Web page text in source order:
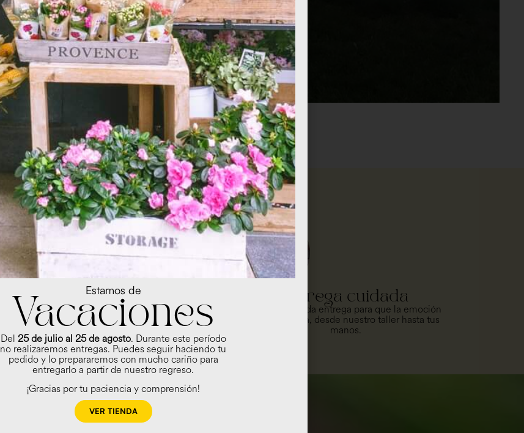
Diseño en taller
Cada arreglo es diseñado a mano en nuestro taller,
cuidando cada detalle para crear composiciones
únicas.
Entrega cuidada
Cuidamos cada entrega para que la emoción
llegue intacta, desde nuestro taller hasta tus
manos.
Estamos de
Vacaciones
Del 25 de julio al 25 de agosto. Durante este período
no realizaremos entregas. Puedes seguir haciendo tu
pedido y lo prepararemos con mucho cariño para
entregarlo a partir de nuestro regreso.
¡Gracias por tu paciencia y comprensión!
VER TIENDA